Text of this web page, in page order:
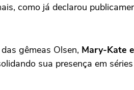
como já declarou
gêmeas Olsen, Mary-Kate
sua presença em